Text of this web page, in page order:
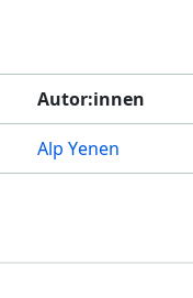
Autor:innen
Alp Yenen